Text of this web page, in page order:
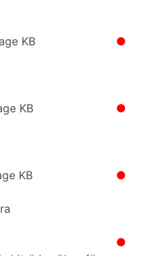
●
KB
●
KB
●
KB
●